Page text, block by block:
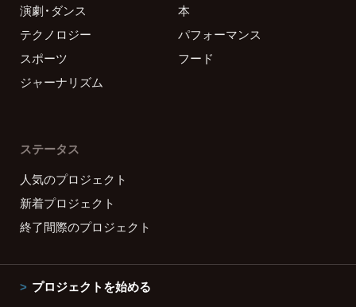
演劇・ダンス
本
テクノロジー
パフォーマンス
スポーツ
フード
ジャーナリズム
ステータス
人気のプロジェクト
新着プロジェクト
終了間際のプロジェクト
プロジェクトを始める